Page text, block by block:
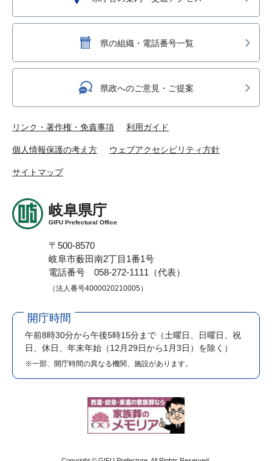
県の組織・電話番号一覧
県政へのご意見・ご提案
リンク・著作権・免責事項 利用ガイド
個人情報保護の考え方 ウェブアクセシビリティ方針
サイトマップ
岐阜県庁
GIFU Prefectural Office
〒500-8570
岐阜市薮田南2丁目1番1号
電話番号 058-272-1111（代表）
（法人番号4000020210005）
開庁時間
午前8時30分から午後5時15分まで （土曜日、日曜日、祝
日、休日、年末年始（12月29日から1月3日）を除く）
※一部、開庁時間の異なる機関、施設があります。